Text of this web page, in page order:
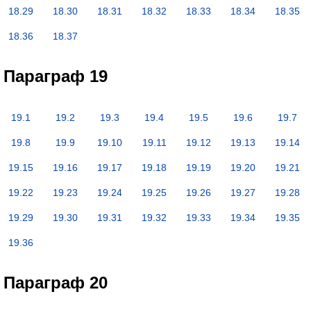
18.29 18.30 18.31 18.32 18.33 18.34 18.35
18.36 18.37
Параграф 19
19.1 19.2 19.3 19.4 19.5 19.6 19.7
19.8 19.9 19.10 19.11 19.12 19.13 19.14
19.15 19.16 19.17 19.18 19.19 19.20 19.21
19.22 19.23 19.24 19.25 19.26 19.27 19.28
19.29 19.30 19.31 19.32 19.33 19.34 19.35
19.36
Параграф 20